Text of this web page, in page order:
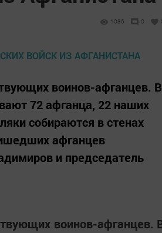
1086 0
воинов-афганцев. В
72 афганца, 22 наших
собираются в стенах
афганцев
и председатель
воинов-афганцев.